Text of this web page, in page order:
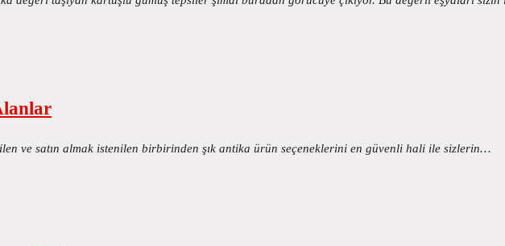
ve satın almak istenilen birbirinden şık antika ürün seçeneklerini en güvenli hali ile sizlerin…